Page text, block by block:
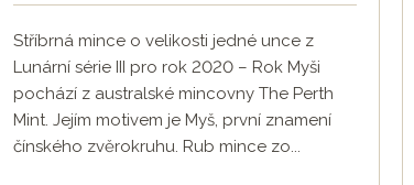
Stříbrná mince o velikosti jedné unce z
Lunární série III pro rok 2020 – Rok Myši
pochází z australské mincovny The Perth
Mint. Jejím motivem je Myš, první znamení
čínského zvěrokruhu. Rub mince zo...